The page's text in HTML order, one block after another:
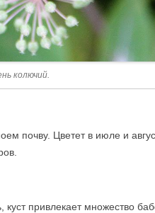
колючий.
почву. Цветет в июле и
привлекает множество